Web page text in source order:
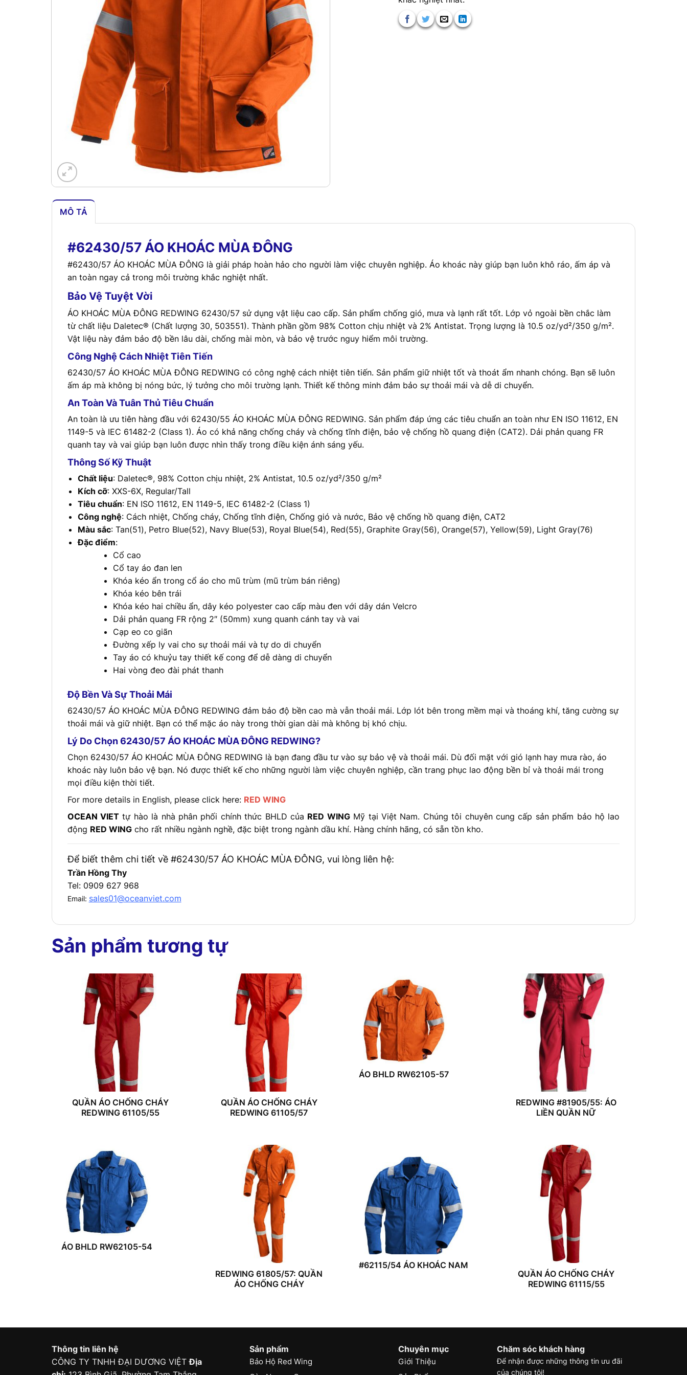
MÔ TẢ
#62430/57 ÁO KHOÁC MÙA ĐÔNG
#62430/57 ÁO KHOÁC MÙA ĐÔNG là giải pháp hoàn hảo cho người làm việc chuyên nghiệp. Áo khoác này giúp bạn luôn khô ráo, ấm áp và
an toàn ngay cả trong môi trường khắc nghiệt nhất.
Bảo Vệ Tuyệt Vời
ÁO KHOÁC MÙA ĐÔNG REDWING 62430/57 sử dụng vật liệu cao cấp. Sản phẩm chống gió, mưa và lạnh rất tốt. Lớp vỏ ngoài bền chắc làm
từ chất liệu Daletec® (Chất lượng 30, 503551). Thành phần gồm 98% Cotton chịu nhiệt và 2% Antistat. Trọng lượng là 10.5 oz/yd²/350 g/m².
Vật liệu này đảm bảo độ bền lâu dài, chống mài mòn, và bảo vệ trước nguy hiểm môi trường.
Công Nghệ Cách Nhiệt Tiên Tiến
62430/57 ÁO KHOÁC MÙA ĐÔNG REDWING có công nghệ cách nhiệt tiên tiến. Sản phẩm giữ nhiệt tốt và thoát ẩm nhanh chóng. Bạn sẽ luôn
ấm áp mà không bị nóng bức, lý tưởng cho môi trường lạnh. Thiết kế thông minh đảm bảo sự thoải mái và dễ di chuyển.
An Toàn Và Tuân Thủ Tiêu Chuẩn
An toàn là ưu tiên hàng đầu với 62430/55 ÁO KHOÁC MÙA ĐÔNG REDWING. Sản phẩm đáp ứng các tiêu chuẩn an toàn như EN ISO 11612, EN
1149-5 và IEC 61482-2 (Class 1). Áo có khả năng chống cháy và chống tĩnh điện, bảo vệ chống hồ quang điện (CAT2). Dải phản quang FR
quanh tay và vai giúp bạn luôn được nhìn thấy trong điều kiện ánh sáng yếu.
Thông Số Kỹ Thuật
Chất liệu: Daletec®, 98% Cotton chịu nhiệt, 2% Antistat, 10.5 oz/yd²/350 g/m²
Kích cỡ: XXS-6X, Regular/Tall
Tiêu chuẩn: EN ISO 11612, EN 1149-5, IEC 61482-2 (Class 1)
Công nghệ: Cách nhiệt, Chống cháy, Chống tĩnh điện, Chống gió và nước, Bảo vệ chống hồ quang điện, CAT2
Màu sắc: Tan(51), Petro Blue(52), Navy Blue(53), Royal Blue(54), Red(55), Graphite Gray(56), Orange(57), Yellow(59), Light Gray(76)
Đặc điểm:
Cổ cao
Cổ tay áo đan len
Khóa kéo ẩn trong cổ áo cho mũ trùm (mũ trùm bán riêng)
Khóa kéo bên trái
Khóa kéo hai chiều ẩn, dây kéo polyester cao cấp màu đen với dây dán Velcro
Dải phản quang FR rộng 2″ (50mm) xung quanh cánh tay và vai
Cạp eo co giãn
Đường xếp ly vai cho sự thoải mái và tự do di chuyển
Tay áo có khuỷu tay thiết kế cong để dễ dàng di chuyển
Hai vòng đeo đài phát thanh
Độ Bền Và Sự Thoải Mái
62430/57 ÁO KHOÁC MÙA ĐÔNG REDWING đảm bảo độ bền cao mà vẫn thoải mái. Lớp lót bên trong mềm mại và thoáng khí, tăng cường sự
thoải mái và giữ nhiệt. Bạn có thể mặc áo này trong thời gian dài mà không bị khó chịu.
Lý Do Chọn 62430/57 ÁO KHOÁC MÙA ĐÔNG REDWING?
Chọn 62430/57 ÁO KHOÁC MÙA ĐÔNG REDWING là bạn đang đầu tư vào sự bảo vệ và thoải mái. Dù đối mặt với gió lạnh hay mưa rào, áo
khoác này luôn bảo vệ bạn. Nó được thiết kế cho những người làm việc chuyên nghiệp, cần trang phục lao động bền bỉ và thoải mái trong
mọi điều kiện thời tiết.
For more details in English, please click here: RED WING
OCEAN VIETtự hào là nhà phân phối chính thức BHLD của RED WINGMỹ tại Việt Nam. Chúng tôi chuyên cung cấp sản phẩm bảo hộ lao
động RED WINGcho rất nhiều ngành nghề, đặc biệt trong ngành dầu khí. Hàng chính hãng, có sẵn tồn kho.
Để biết thêm chi tiết về #62430/57 ÁO KHOÁC MÙA ĐÔNG, vui lòng liên hệ:
Trần Hồng Thy
Tel: 0909 627 968
Email: sales01@oceanviet.com
Sản phẩm tương tự
QUẦN ÁO CHỐNG CHÁY
REDWING 61105/55
QUẦN ÁO CHỐNG CHÁY
REDWING 61105/57
ÁO BHLD RW62105-57
REDWING #81905/55: ÁO
LIỀN QUẦN NỮ
ÁO BHLD RW62105-54
REDWING 61805/57: QUẦN
ÁO CHỐNG CHÁY
#62115/54 ÁO KHOÁC NAM
QUẦN ÁO CHỐNG CHÁY
REDWING 61115/55
Thông tin liên hệ
CÔNG TY TNHH ĐẠI DƯƠNG VIỆTĐịa
Sản phẩm
Bảo Hộ Red Wing
Chuyên mục
Giới Thiệu
Chăm sóc khách hàng
Để nhận được những thông tin ưu đãi
của chúng tôi!